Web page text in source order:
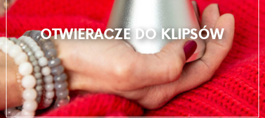
OTWIERACZE DO KLIPSÓW